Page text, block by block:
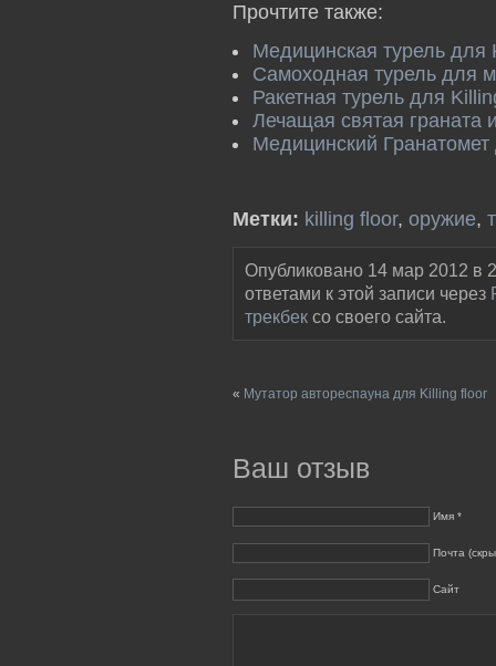
Прочтите также:
Медицинская турель для
Самоходная турель для
Ракетная турель для
Лечащая святая граната
Медицинский
Метки: killing floor, оружие,
Опубликовано 14 мар 2012 в
ответами к этой записи через
трекбек со своего сайта.
« Мутатор автореспауна для Killing floor
Ваш отзыв
Имя *
Почта
Сайт